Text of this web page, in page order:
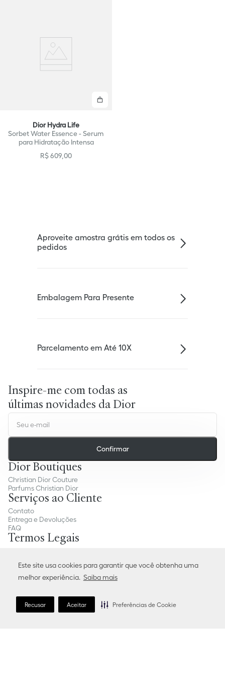
Este site usa cookies para garantir que você obtenha uma
melhor experiência. Saiba mais
Recusar Aceitar Preferências de Cookie
Dior Hydra Life
Sorbet Water Essence - Serum
para Hidratação Intensa
R$609 00
Aproveite amostra grátis em todos os
pedidos
Embalagem Para Presente
Parcelamento em Até 10X
Inspire-me com todas as
últimas novidades da Dior
Confirmar
Dior Boutiques
Christian Dior Couture
Parfums Christian Dior
Serviços ao Cliente
Contato
Entrega e Devoluções
FAQ
Termos Legais
Preferências de Cookies
Condições gerais de venda
Escolha seu País ou Região e idioma: